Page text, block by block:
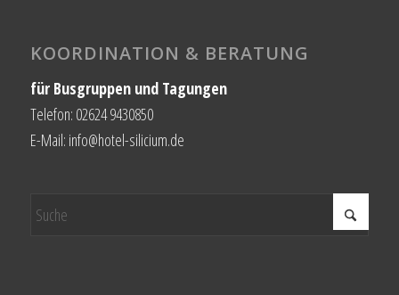
KOORDINATION & BERATUNG
für Busgruppen und Tagungen
Telefon: 02624 9430850
E-Mail: info@hotel-silicium.de